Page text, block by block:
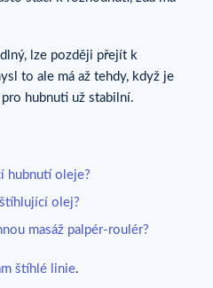
lze později přejít k
to ale má až tehdy, když je
hubnuti už stabilní.
hubnutí oleje?
olej?
masáž palpér-roulér?
štíhlé linie.